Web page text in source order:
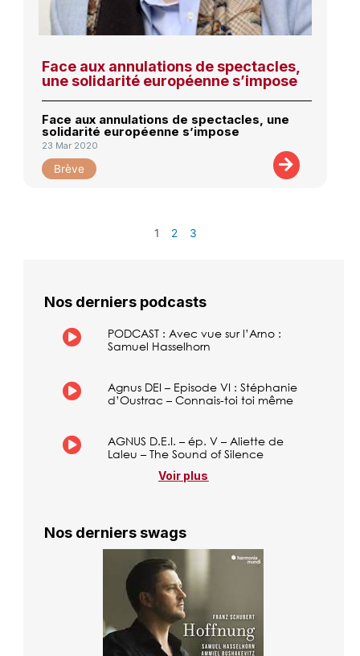
Face aux annulations de spectacles,
une solidarité européenne s’impose
Face aux annulations de spectacles, une
solidarité européenne s’impose
23 Mar 2020
Brève
1 2 3
Nos derniers podcasts
PODCAST : Avec vue sur l’Arno :
Samuel Hasselhorn
Agnus DEI – Episode VI : Stéphanie
d’Oustrac – Connais-toi toi même
AGNUS D.E.I. – ép. V – Aliette de
Laleu – The Sound of Silence
Voir plus
Nos derniers swags